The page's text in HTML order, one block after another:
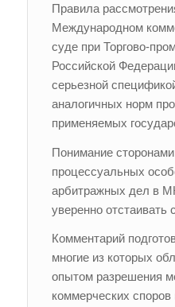
Правила
Международном
суде при Торгово-
Российской
серьезной
аналогичных норм
применяемых
Понимание
процессуальных
арбитражных дел в
уверенно отстаивать
Комментарий
многие из которых
опытом разрешения
коммерческих